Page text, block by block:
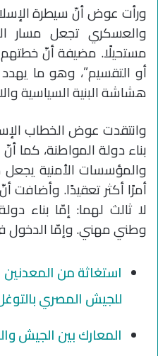
ورأت عوض أنّ سيطرة
والعسكري تجعل مسار
مستحيلًا. مضيفة أنّ خطتهم
أو التقسيم”، وهو ما
هشاشة البنية السياسية
وانتقدت عوض الخطاب
بناء دولة المواطنة، كما
والمؤسسات الأمنية يجعل
أمرًا أكثر تعقيدًا. وأضافت
لا ثالث لهما: إمّا بناء
وطني مهني. وإمّا الدخول
استغاثة من المعدنين
للجيش المصري
المعارك بين الجيش